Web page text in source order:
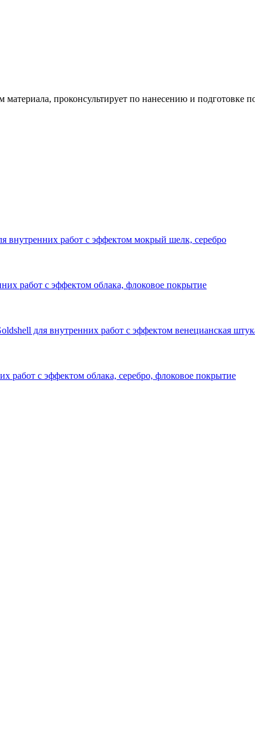
проконсультирует по нанесению и подготовке